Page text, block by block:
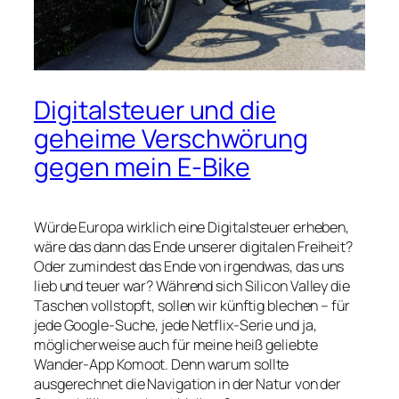
Digitalsteuer und die
geheime Verschwörung
gegen mein E-Bike
Würde Europa wirklich eine Digitalsteuer erheben,
wäre das dann das Ende unserer digitalen Freiheit?
Oder zumindest das Ende von irgendwas, das uns
lieb und teuer war? Während sich Silicon Valley die
Taschen vollstopft, sollen wir künftig blechen – für
jede Google-Suche, jede Netflix-Serie und ja,
möglicherweise auch für meine heiß geliebte
Wander-App Komoot. Denn warum sollte
ausgerechnet die Navigation in der Natur von der